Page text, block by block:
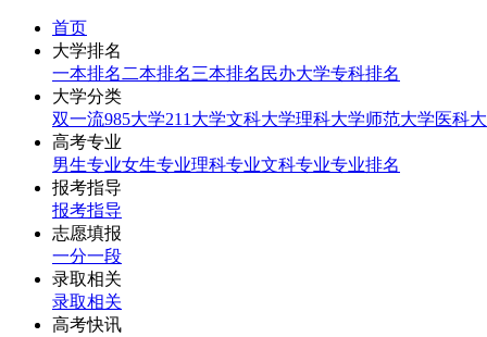
首页
大学排名
一本排名 二本排名三本排名 民办大学专科排名
大学分类
双一流985大学211大学文科大学理科大学师范大学医科
高考专业
男生专业女生专业理科专业文科专业专业排名
报考指导
报考指导
志愿填报
一分一段
录取相关
录取相关
高考快讯